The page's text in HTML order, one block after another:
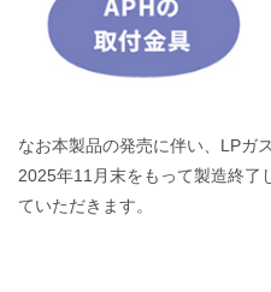
なお本製品の発売に伴い、LPガ
2025年11月末をもって製造終了
ていただきます。